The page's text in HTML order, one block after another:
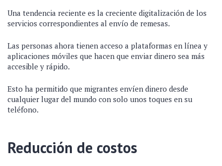
Una tendencia reciente es la creciente digitalización de los
servicios correspondientes al envío de remesas.
Las personas ahora tienen acceso a plataformas en línea y
aplicaciones móviles que hacen que enviar dinero sea más
accesible y rápido.
Esto ha permitido que migrantes envíen dinero desde
cualquier lugar del mundo con solo unos toques en su
teléfono.
Reducción de costos